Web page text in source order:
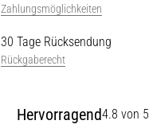
Zahlungsmöglichkeiten
30 Tage Rücksendung
Rückgaberecht
Hervorragend4.8 von 5